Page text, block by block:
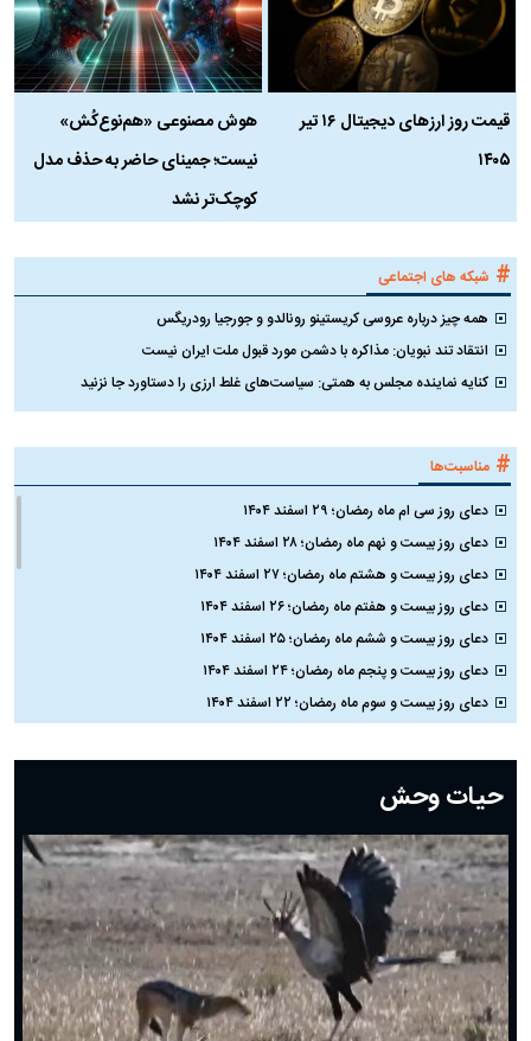
قیمت روز ارز‌های دیجیتال ۱۶ تیر
۱۴۰۵
هوش مصنوعی «هم‌نوع‌کُش»
نیست؛ جمینای حاضر به حذف مدل
کوچک‌تر نشد
# شبکه های اجتماعی
همه چیز درباره عروسی کریستینو رونالدو و جورجیا رودریگس
انتقاد تند نبویان: مذاکره با دشمن مورد قبول ملت ایران نیست
کنایه نماینده مجلس به همتی: سیاست‌های غلط ارزی را دستاورد جا نزنید
# مناسبت‌ها
دعای روز سی ام ماه رمضان؛ ۲۹ اسفند ۱۴۰۴
دعای روز بیست و نهم ماه رمضان؛ ۲۸ اسفند ۱۴۰۴
دعای روز بیست و هشتم ماه رمضان؛ ۲۷ اسفند ۱۴۰۴
دعای روز بیست و هفتم ماه رمضان؛ ۲۶ اسفند ۱۴۰۴
دعای روز بیست و ششم ماه رمضان؛ ۲۵ اسفند ۱۴۰۴
دعای روز بیست و پنجم ماه رمضان؛ ۲۴ اسفند ۱۴۰۴
دعای روز بیست و سوم ماه رمضان؛ ۲۲ اسفند ۱۴۰۴
دعای روز بیستم ماه رمضان؛ ۱۹ اسفند ۱۴۰۴
دعای روز هشتم ماه مبارک رمضان؛ ۷ اسفند ماه ۱۴۰۴
دعای روز هفتم ماه رمضان؛ ۶ اسفند ۱۴۰۴
دعای روز ششم ماه رمضان؛ ۵ اسفند ۱۴۰۴
دعای روز پنجم ماه رمضان؛ ۴ اسفند ۱۴۰۴
دعای روز چهارم ماه مبارک رمضان؛ ۳ اسفند ۱۴۰۴
دعای روز سوم ماه مبارک رمضان؛ ۱۴ اسفند ۱۴۰۴
دعای روز دوم ماه مبارک رمضان ۱ اسفند ماه ۱۴۰۴
دعای روز اول ماه مبارک رمضان، ۳۰ بهمن ۱۴۰۴
حیات وحش